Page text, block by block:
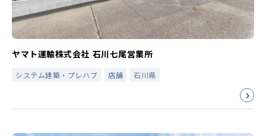
ヤマト運輸株式会社 石川七尾営業所
システム建築・プレハブ 店舗 石川県